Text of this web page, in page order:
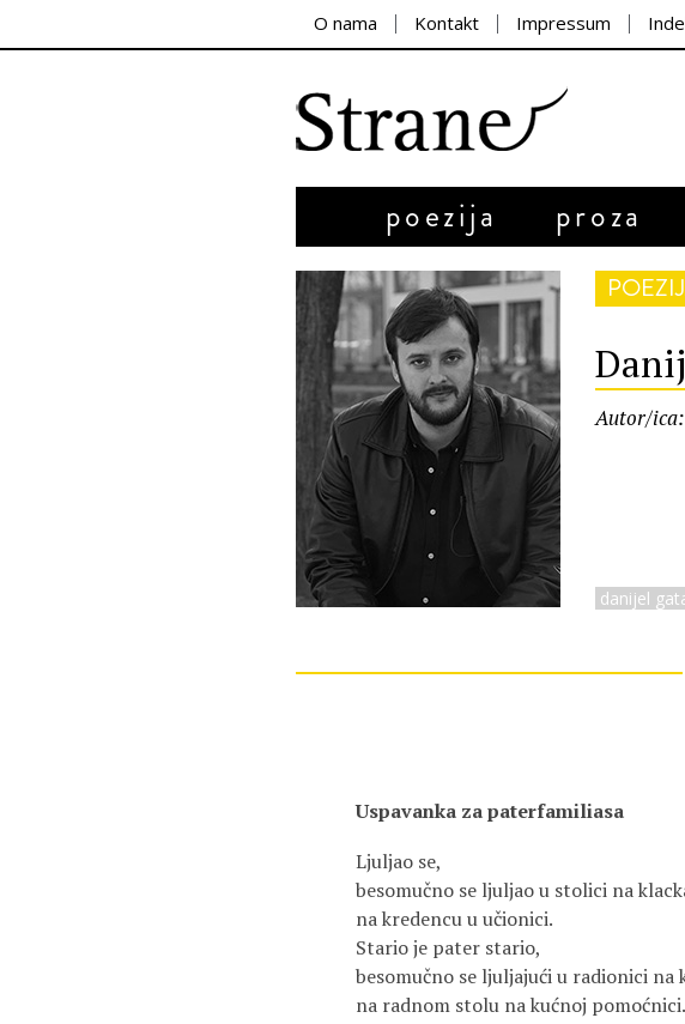
O nama Kontakt Impressum
poezija proza
Autor/
danijel
Uspavanka za paterfamiliasa
Ljuljao se,
besomučno se ljuljao u stolici na
na kredencu u učionici.
Stario je pater stario,
besomučno se ljuljajući u radionici na
na radnom stolu na kućnoj pomoćnici.